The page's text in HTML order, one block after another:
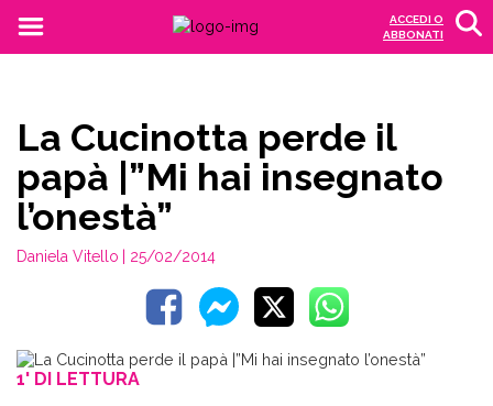
ACCEDI O
ABBONATI
La Cucinotta perde il
papà |”Mi hai insegnato
l’onestà”
Daniela Vitello | 25/02/2014
1' DI LETTURA